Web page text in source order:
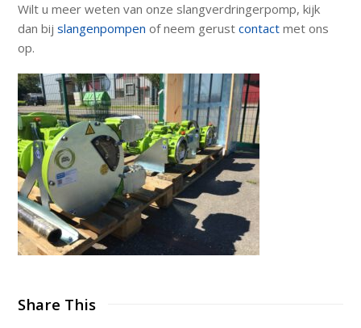
Wilt u meer weten van onze slangverdringerpomp, kijk
dan bijslangenpompen of neem gerustcontact met ons
op.
Share This